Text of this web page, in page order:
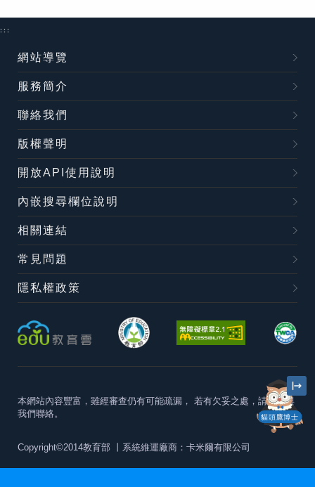
貓頭鷹博士
:::
網站導覽
服務簡介
聯絡我們
版權聲明
開放API使用說明
內嵌搜尋欄位說明
相關連結
常見問題
隱私權政策
本網站內容豐富，雖經審查仍有可能疏漏， 若有欠妥之處，請隨時與
我們聯絡。
Copyright©2014教育部 丨系統維運廠商：卡米爾有限公司